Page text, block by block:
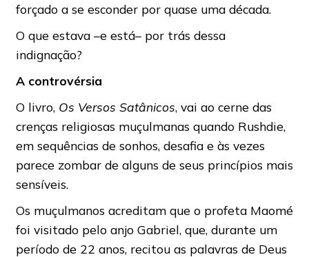
forçado a se esconder por quase uma década.
O que estava –e está– por trás dessa
indignação?
A controvérsia
O livro, Os Versos Satânicos, vai ao cerne das
crenças religiosas muçulmanas quando Rushdie,
em sequências de sonhos, desafia e às vezes
parece zombar de alguns de seus princípios mais
sensíveis.
Os muçulmanos acreditam que o profeta Maomé
foi visitado pelo anjo Gabriel, que, durante um
período de 22 anos, recitou as palavras de Deus